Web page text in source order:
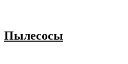
Пылесосы